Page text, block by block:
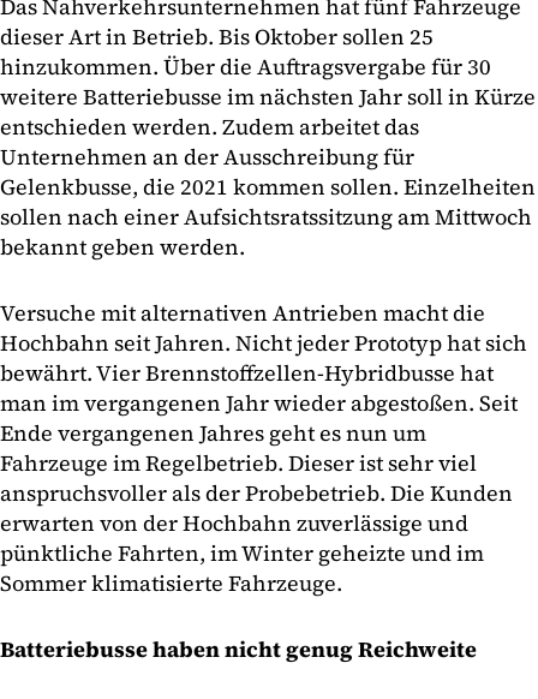
Das Nahverkehrsunternehmen hat fünf Fahrzeuge
dieser Art in Betrieb. Bis Oktober sollen 25
hinzukommen. Über die Auftragsvergabe für 30
weitere Batteriebusse im nächsten Jahr soll in Kürze
entschieden werden. Zudem arbeitet das
Unternehmen an der Ausschreibung für
Gelenkbusse, die 2021 kommen sollen. Einzelheiten
sollen nach einer Aufsichtsratssitzung am Mittwoch
bekannt geben werden.
Versuche mit alternativen Antrieben macht die
Hochbahn seit Jahren. Nicht jeder Prototyp hat sich
bewährt. Vier Brennstoffzellen-Hybridbusse hat
man im vergangenen Jahr wieder abgestoßen. Seit
Ende vergangenen Jahres geht es nun um
Fahrzeuge im Regelbetrieb. Dieser ist sehr viel
anspruchsvoller als der Probebetrieb. Die Kunden
erwarten von der Hochbahn zuverlässige und
pünktliche Fahrten, im Winter geheizte und im
Sommer klimatisierte Fahrzeuge.
Batteriebusse haben nicht genug Reichweite